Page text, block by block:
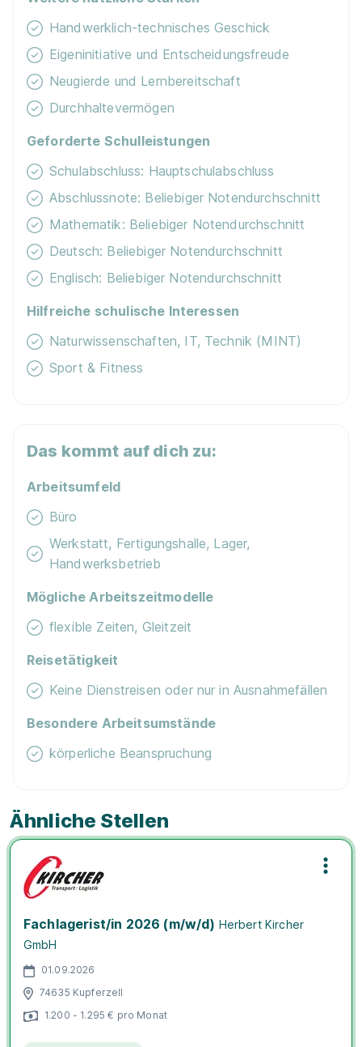
Ähnliche Stellen
Fachlagerist/in 2026 (m/w/d) Herbert Kircher
GmbH
01.09.2026
74635 Kupferzell
1.200 - 1.295 € pro Monat
Handwerklich-technisches Geschick
Eigeninitiative und Entscheidungsfreude
Neugierde und Lernbereitschaft
Durchhaltevermögen
Geforderte Schulleistungen
Schulabschluss: Hauptschulabschluss
Abschlussnote: Beliebiger Notendurchschnitt
Mathematik: Beliebiger Notendurchschnitt
Deutsch: Beliebiger Notendurchschnitt
Englisch: Beliebiger Notendurchschnitt
Hilfreiche schulische Interessen
Naturwissenschaften, IT, Technik (MINT)
Sport & Fitness
Das kommt auf dich zu:
Arbeitsumfeld
Büro
Werkstatt, Fertigungshalle, Lager,
Handwerksbetrieb
Mögliche Arbeitszeitmodelle
flexible Zeiten, Gleitzeit
Reisetätigkeit
Keine Dienstreisen oder nur in Ausnahmefällen
Besondere Arbeitsumstände
körperliche Beanspruchung